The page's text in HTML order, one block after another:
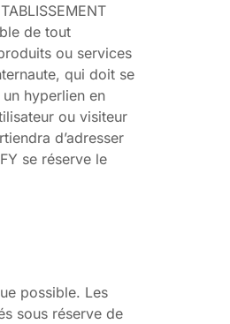
de tout
ou services
qui doit se
hyperlien en
ou visiteur
d’adresser
se réserve le
possible. Les
sous réserve de